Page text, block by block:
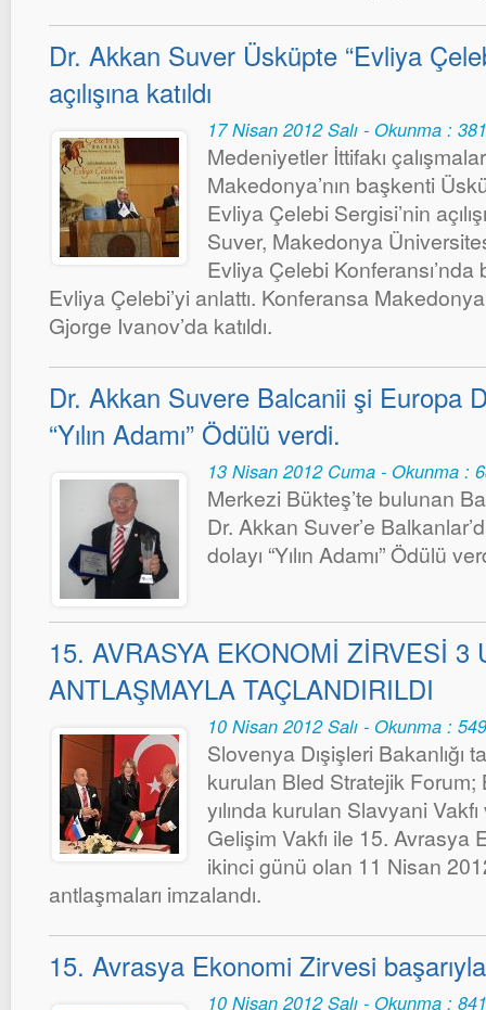
Dr. Akkan Suver Üsküpte “Evliya
açılışına katıldı
17 Nisan 2012 Salı - Okunma :
Medeniyetler İttifakı
Makedonya’nın başkenti
Evliya Çelebi Sergisi’nin
Suver, Makedonya
Evliya Çelebi
Evliya Çelebi’yi anlattı. Konferansa
Gjorge Ivanov’da katıldı.
Dr. Akkan Suvere Balcanii şi Europa
“Yılın Adamı” Ödülü verdi.
13 Nisan 2012 Cuma - Okunma :
Merkezi Bükteş’te bulunan
Dr. Akkan Suver’e
dolayı “Yılın Adamı” Ödülü
15. AVRASYA EKONOMİ ZİRVESİ 3
ANTLAŞMAYLA TAÇLANDIRILDI
10 Nisan 2012 Salı - Okunma :
Slovenya Dışişleri Bakanlığı
kurulan Bled Stratejik Forum;
yılında kurulan Slavyani
Gelişim Vakfı ile 15. Avrasya
ikinci günü olan 11 Nisan
antlaşmaları imzalandı.
15. Avrasya Ekonomi Zirvesi
10 Nisan 2012 Salı - Okunma :